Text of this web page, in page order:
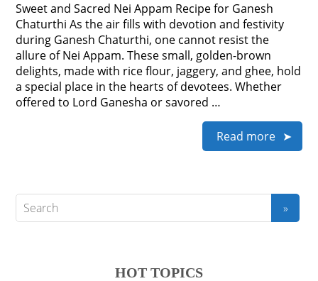
Sweet and Sacred Nei Appam Recipe for Ganesh
Chaturthi As the air fills with devotion and festivity
during Ganesh Chaturthi, one cannot resist the
allure of Nei Appam. These small, golden-brown
delights, made with rice flour, jaggery, and ghee, hold
a special place in the hearts of devotees. Whether
offered to Lord Ganesha or savored …
Read more
HOT TOPICS